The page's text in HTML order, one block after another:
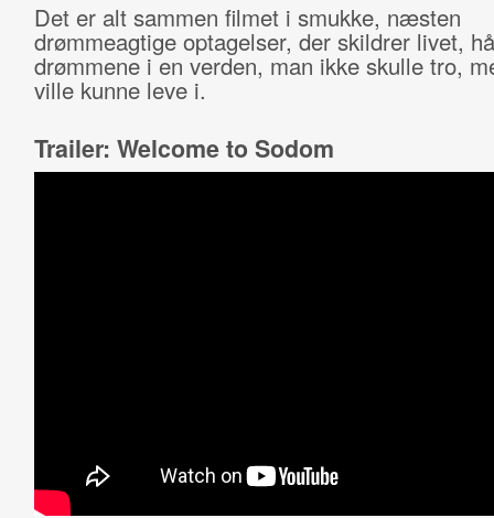
Det er alt sammen filmet i smukke, næsten
drømmeagtige optagelser, der skildrer livet,
drømmene i en verden, man ikke skulle tro,
ville kunne leve i.
Trailer: Welcome to Sodom